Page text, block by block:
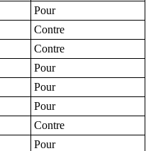
Pour
Contre
Contre
Pour
Pour
Pour
Contre
Pour